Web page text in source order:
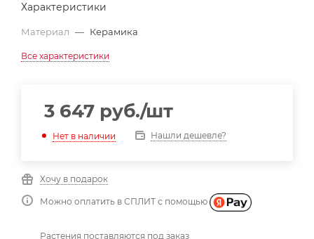
Характеристики
Материал — Керамика
Все характеристики
3 647 руб./шт
Нет в наличии Нашли дешевле?
Хочу в подарок
Можно оплатить в СПЛИТ с помощью
Растения поставляются под заказ